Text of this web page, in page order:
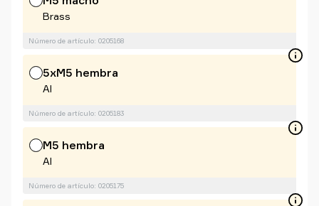
Brass
Número de artículo: 0205168
5xM5 hembra
Al
Número de artículo: 0205183
M5 hembra
Al
Número de artículo: 0205175